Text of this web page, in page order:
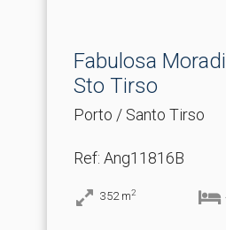
Fabulosa
Sto Tirso
Porto / Santo Tirso
Ref: Ang11816B
352 m2